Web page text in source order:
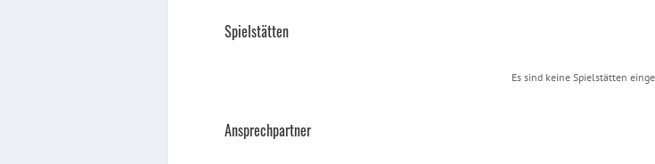
Spielstätten
Es sind keine Spielstätten
Ansprechpartner